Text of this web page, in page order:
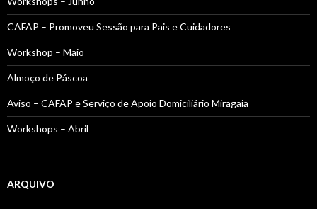
CAFAP – Promoveu Sessão para Pais e Cuidadores
Workshop – Maio
Almoço de Páscoa
Aviso – CAFAP e Serviço de Apoio Domiciliário Miragaia
Workshops – Abril
ARQUIVO